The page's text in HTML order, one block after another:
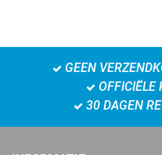
GEEN
OFFICIËLE
30 DAGEN